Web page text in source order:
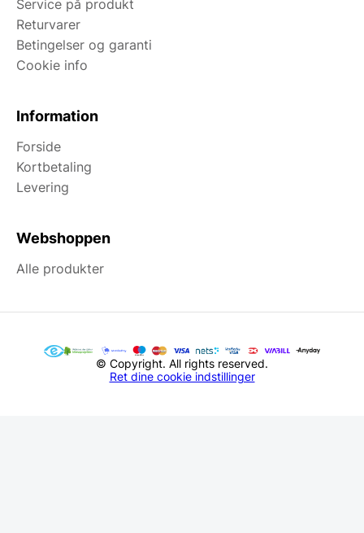
Service på produkt
Returvarer
Betingelser og garanti
Cookie info
Information
Forside
Kortbetaling
Levering
Webshoppen
Alle produkter
© Copyright. All rights reserved.
Ret dine cookie indstillinger